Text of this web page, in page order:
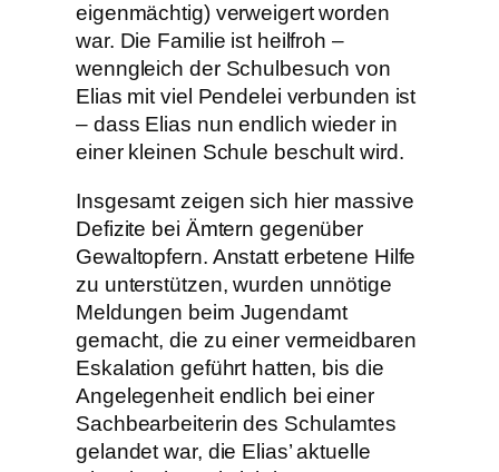
eigenmächtig) verweigert worden
war. Die Familie ist heilfroh –
wenngleich der Schulbesuch von
Elias mit viel Pendelei verbunden ist
– dass Elias nun endlich wieder in
einer kleinen Schule beschult wird.
Insgesamt zeigen sich hier massive
Defizite bei Ämtern gegenüber
Gewaltopfern. Anstatt erbetene Hilfe
zu unterstützen, wurden unnötige
Meldungen beim Jugendamt
gemacht, die zu einer vermeidbaren
Eskalation geführt hatten, bis die
Angelegenheit endlich bei einer
Sachbearbeiterin des Schulamtes
gelandet war, die Elias’ aktuelle